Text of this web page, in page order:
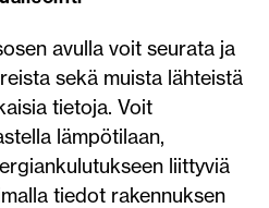
avulla voit seurata ja
sekä muista lähteistä
tietoja. Voit
lämpötilaan,
liittyviä
tiedot rakennuksen